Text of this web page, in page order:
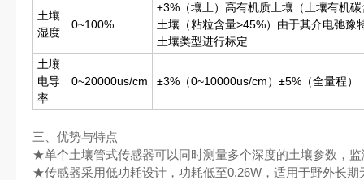
土壤
湿度
0~100%
±3%（壤土）高有机质土壤（土壤有机
土壤（粘粒含量>45%）由于其介电弛豫
土壤类型进行标定
土壤
电导
率
0~20000us/cm ±3%（0~10000us/cm）±5%（全量程）
三、优势与特点
★单个土壤管式传感器可以同时测量多个深度的土壤参数，
★传感器采用低功耗设计，功耗低至0.26W，适用于野外长期